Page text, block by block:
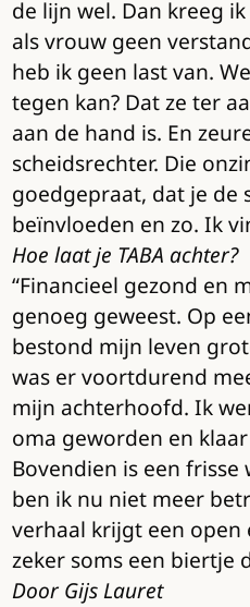
de lijn wel. Dan kreeg
als vrouw geen
heb ik geen last van.
tegen kan? Dat ze ter
aan de hand is. En
scheidsrechter. Die
goedgepraat, dat je de
beïnvloeden en zo. Ik
Hoe laat je TABA achter?
“Financieel gezond en
genoeg geweest. Op
bestond mijn leven
was er voortdurend
mijn achterhoofd. Ik
oma geworden en
Bovendien is een
ben ik nu niet meer
verhaal krijgt een open
zeker soms een biertje
Door Gijs Lauret